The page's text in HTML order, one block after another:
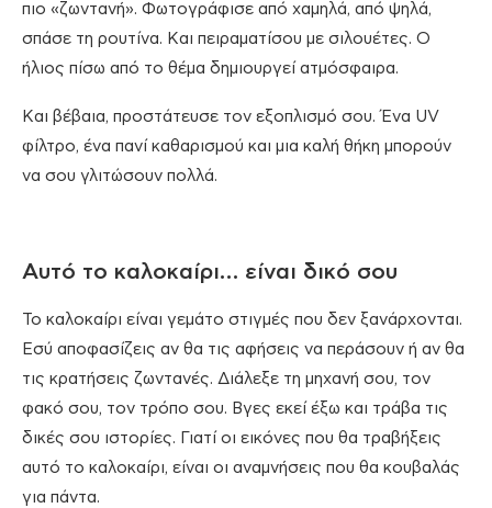
πιο «ζωντανή». Φωτογράφισε από χαμηλά, από ψηλά,
σπάσε τη ρουτίνα. Και πειραματίσου με σιλουέτες. Ο
ήλιος πίσω από το θέμα δημιουργεί ατμόσφαιρα.
Και βέβαια, προστάτευσε τον εξοπλισμό σου. Ένα UV
φίλτρο, ένα πανί καθαρισμού και μια καλή θήκη μπορούν
να σου γλιτώσουν πολλά.
Αυτό το καλοκαίρι… είναι δικό σου
Το καλοκαίρι είναι γεμάτο στιγμές που δεν ξανάρχονται.
Εσύ αποφασίζεις αν θα τις αφήσεις να περάσουν ή αν θα
τις κρατήσεις ζωντανές. Διάλεξε τη μηχανή σου, τον
φακό σου, τον τρόπο σου. Βγες εκεί έξω και τράβα τις
δικές σου ιστορίες. Γιατί οι εικόνες που θα τραβήξεις
αυτό το καλοκαίρι, είναι οι αναμνήσεις που θα κουβαλάς
για πάντα.